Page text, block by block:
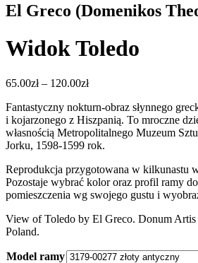
El Greco (Domenikos
Widok Toledo
65.00zł – 120.00złZakres
od
65.00zł
do
120.00zł
Fantastyczny nokturn-obraz słynnego
i kojarzonego z Hiszpanią. To mroczne
własnością Metropolitalnego Muzeum
Jorku, 1598-1599 rok.
Reprodukcja przygotowana w kilkunastu
Pozostaje wybrać kolor oraz profil ramy
pomieszczenia wg swojego gustu i
View of Toledo by El Greco. Donum
Poland.
Model ramy